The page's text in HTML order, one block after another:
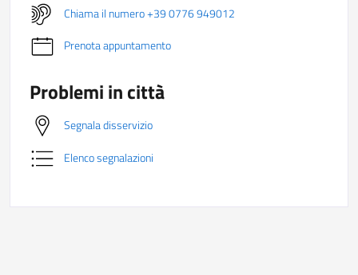
Chiama il numero +39 0776 949012
Prenota appuntamento
Problemi in città
Segnala disservizio
Elenco segnalazioni